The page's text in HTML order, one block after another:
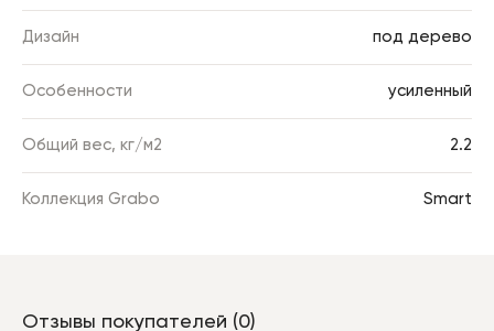
Дизайн под дерево
Особенности усиленный
Общий вес, кг/м2 2.2
Коллекция Grabo Smart
Отзывы покупателей (0)